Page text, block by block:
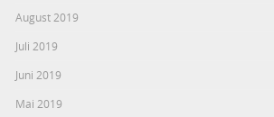
August 2019
Juli 2019
Juni 2019
Mai 2019